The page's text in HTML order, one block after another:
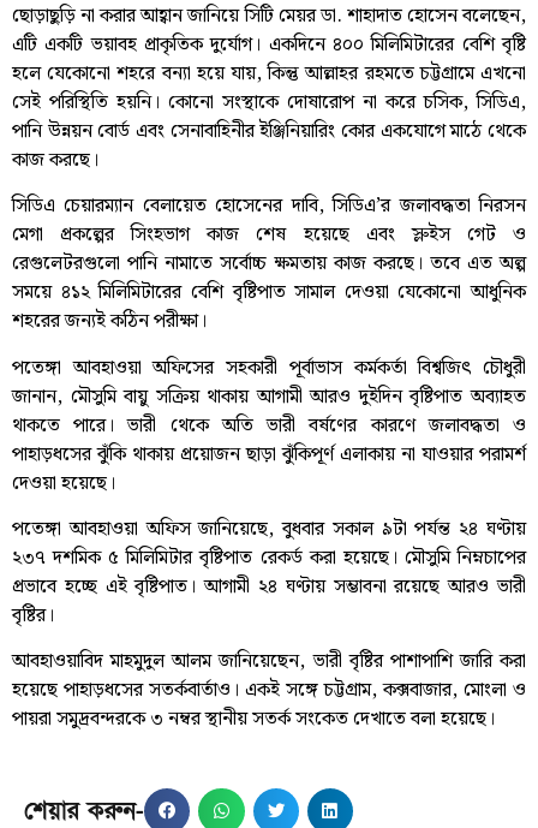
ছোড়াছুড়ি না করার আহ্বান জানিয়ে সিটি মেয়র ডা. শাহাদাত হোসেন বলেছেন,
এটি একটি ভয়াবহ প্রাকৃতিক দুর্যোগ। একদিনে ৪০০ মিলিমিটারের বেশি বৃষ্টি
হলে যেকোনো শহরে বন্যা হয়ে যায়, কিন্তু আল্লাহর রহমতে চট্টগ্রামে এখনো
সেই পরিস্থিতি হয়নি। কোনো সংস্থাকে দোষারোপ না করে চসিক, সিডিএ,
পানি উন্নয়ন বোর্ড এবং সেনাবাহিনীর ইঞ্জিনিয়ারিং কোর একযোগে মাঠে থেকে
কাজ করছে।
সিডিএ চেয়ারম্যান বেলায়েত হোসেনের দাবি, সিডিএ’র জলাবদ্ধতা নিরসন
মেগা প্রকল্পের সিংহভাগ কাজ শেষ হয়েছে এবং স্লুইস গেট ও
রেগুলেটরগুলো পানি নামাতে সর্বোচ্চ ক্ষমতায় কাজ করছে। তবে এত অল্প
সময়ে ৪১২ মিলিমিটারের বেশি বৃষ্টিপাত সামাল দেওয়া যেকোনো আধুনিক
শহরের জন্যই কঠিন পরীক্ষা।
পতেঙ্গা আবহাওয়া অফিসের সহকারী পূর্বাভাস কর্মকর্তা বিশ্বজিৎ চৌধুরী
জানান, মৌসুমি বায়ু সক্রিয় থাকায় আগামী আরও দুইদিন বৃষ্টিপাত অব্যাহত
থাকতে পারে। ভারী থেকে অতি ভারী বর্ষণের কারণে জলাবদ্ধতা ও
পাহাড়ধসের ঝুঁকি থাকায় প্রয়োজন ছাড়া ঝুঁকিপূর্ণ এলাকায় না যাওয়ার পরামর্শ
দেওয়া হয়েছে।
পতেঙ্গা আবহাওয়া অফিস জানিয়েছে, বুধবার সকাল ৯টা পর্যন্ত ২৪ ঘণ্টায়
২৩৭ দশমিক ৫ মিলিমিটার বৃষ্টিপাত রেকর্ড করা হয়েছে। মৌসুমি নিম্নচাপের
প্রভাবে হচ্ছে এই বৃষ্টিপাত। আগামী ২৪ ঘণ্টায় সম্ভাবনা রয়েছে আরও ভারী
বৃষ্টির।
আবহাওয়াবিদ মাহমুদুল আলম জানিয়েছেন, ভারী বৃষ্টির পাশাপাশি জারি করা
হয়েছে পাহাড়ধসের সতর্কবার্তাও। একই সঙ্গে চট্টগ্রাম, কক্সবাজার, মোংলা ও
পায়রা সমুদ্রবন্দরকে ৩ নম্বর স্থানীয় সতর্ক সংকেত দেখাতে বলা হয়েছে।
শেয়ার করুন-